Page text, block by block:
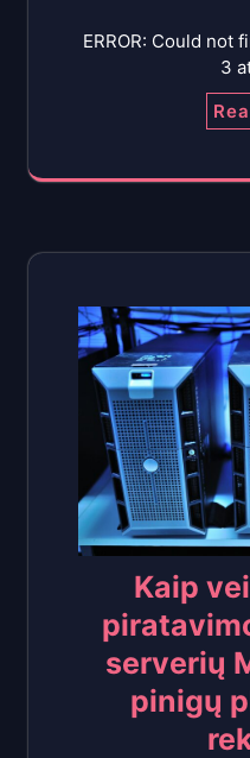
ERROR: Could not
3
Kaip
serverių
pinigų